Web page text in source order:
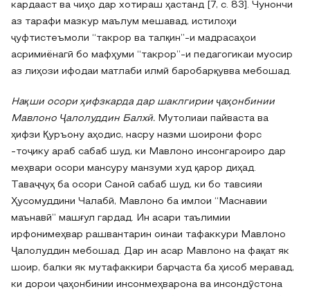
кардааст ва чиҳо дар хотираш ҳастанд [7, c. 83]. Чунончи
аз тарафи мазкур маълум мешавад, истилоҳи
ҷуфтистеъмоли “такрор ва талқин”-и мадрасаҳои
асримиёнагӣ бо мафҳуми “такрор”-и педагогикаи муосир
аз лиҳози ифодаи матлаби илмӣ баробарқувва мебошад.
Нақши осори ҳифзкарда дар шаклгирии ҷаҳонбинии
Мавлоно Ҷалолуддин Балхӣ. Мутолиаи пайваста ва
ҳифзи Қуръону аҳодис, насру назми шоирони форс
-тоҷику араб сабаб шуд, ки Мавлоно инсонгароиро дар
меҳвари осори мансуру манзуми худ қарор диҳад.
Таваҷҷуҳ ба осори Саноӣ сабаб шуд, ки бо тавсияи
Ҳусомуддини Чалабӣ, Мавлоно ба имлои “Маснавии
маънавӣ” машғул гардад. Ин асари таълимии
ирфонимеҳвар рашвантарин оинаи тафаккури Мавлоно
Ҷалолуддин мебошад. Дар ин асар Мавлоно на фақат як
шоир, балки як мутафаккири барҷаста ба ҳисоб меравад,
ки дорои ҷаҳонбинии инсонмеҳварона ва инсондӯстона